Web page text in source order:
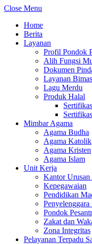
Close Menu
Home
Berita
Layanan
Profil Pondok
Alih Fungsi
Dokumen
Layanan
Lagu Merdu
Produk Halal
Mimbar Agama
Agama Budha
Agama Katolik
Agama Kristen
Agama Islam
Unit Kerja
Kantor Urusan
Kepegawaian
Pendidikan
Pondok
Zakat dan
Zona Integritas
Pelayanan Terpadu